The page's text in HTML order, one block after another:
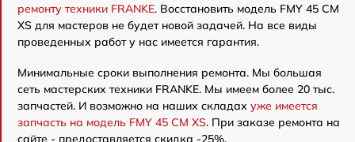
ремонту техники FRANKE. Восстановить модель FMY 45 CM
XS для мастеров не будет новой задачей. На все виды
проведенных работ у нас имеется гарантия.
Минимальные сроки выполнения ремонта. Мы большая
сеть мастерских техники FRANKE. Мы имеем более 20 тыс.
запчастей. И возможно на наших складах уже имеется
запчасть на модель FMY 45 CM XS. При заказе ремонта на
сайте - предоставляется скидка -25%.